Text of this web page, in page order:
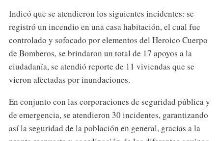
Indicó que se atendieron los siguientes incidentes: se
registró un incendio en una casa habitación, el cual fue
controlado y sofocado por elementos del Heroico Cuerpo
de Bomberos, se brindaron un total de 17 apoyos a la
ciudadanía, se atendió reporte de 11 viviendas que se
vieron afectadas por inundaciones.
En conjunto con las corporaciones de seguridad pública y
de emergencia, se atendieron 30 incidentes, garantizando
así la seguridad de la población en general, gracias a la